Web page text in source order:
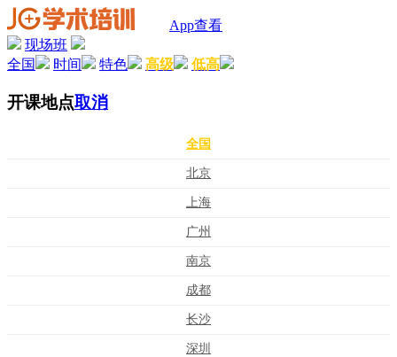
App查看
现场班
全国
时间 特色 高级 低高
开课地点取消
全国
北京
上海
广州
南京
成都
长沙
深圳